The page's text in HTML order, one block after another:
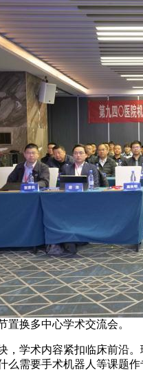
置换多中心学术交流会。
术内容紧扣临床前沿
需要手术机器人等课题